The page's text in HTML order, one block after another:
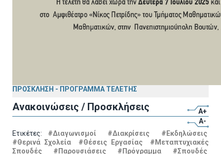
ΠΡΟΣΚΛΗΣΗ - ΠΡΟΓΡΑΜΜΑ ΤΕΛΕΤΗΣ
Ανακοινώσεις / Προσκλήσεις
A+
A-
Ετικέτες: #Διαγωνισμοί #Διακρίσεις
#Εκδηλώσεις
#Θερινά Σχολεία
#Θέσεις Εργασίας
#Μεταπτυχιακές
Σπουδές
#Παρουσιάσεις #Πρόγραμμα
#Σπουδές